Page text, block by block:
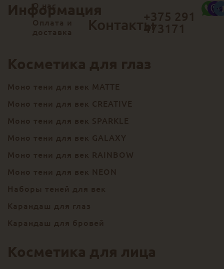
Информация
О нас
Оплата и
доставка
Контакты+375 291
473171
Косметика для глаз
Моно тени для век MATTE
Моно тени для век CREATIVE
Моно тени для век SPARKLE
Моно тени для век GALAXY
Моно тени для век RAINBOW
Моно тени для век NEON
Наборы теней для век
Карандаш для глаз
Карандаш для бровей
Косметика для лица